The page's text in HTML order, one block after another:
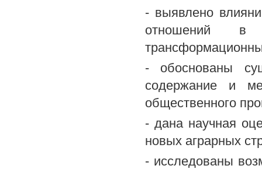
- выявлено
отношений в
- обоснованы
содержание и
общественного
- дана научная
новых аграрных
- исследованы